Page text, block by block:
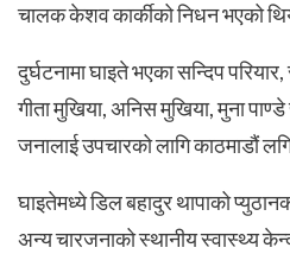
चालक केशव कार्कीको निधन भएको
दुर्घटनामा घाइते भएका सन्दिप
गीता मुखिया, अनिस मुखिया, मुना
जनालाई उपचारको लागि काठमाडौं
घाइतेमध्ये डिल बहादुर थापाको
अन्य चारजनाको स्थानीय स्वास्थ्य